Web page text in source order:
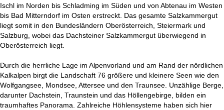
Ischl im Norden bis Schladming im Süden und von Abtenau im Westen
bis Bad Mitterndorf im Osten erstreckt. Das gesamte Salzkammergut
liegt somit in den Bundesländern Oberösterreich, Steiermark und
Salzburg, wobei das Dachsteiner Salzkammergut überwiegend in
Oberösterreich liegt.
Durch die herrliche Lage im Alpenvorland und am Rand der nördlichen
Kalkalpen birgt die Landschaft 76 größere und kleinere Seen wie den
Wolfgangsee, Mondsee, Attersee und den Traunsee. Unzählige Berge,
darunter Dachstein, Traunstein und das Höllengebirge, bilden ein
traumhaftes Panorama. Zahlreiche Höhlensysteme haben sich hier